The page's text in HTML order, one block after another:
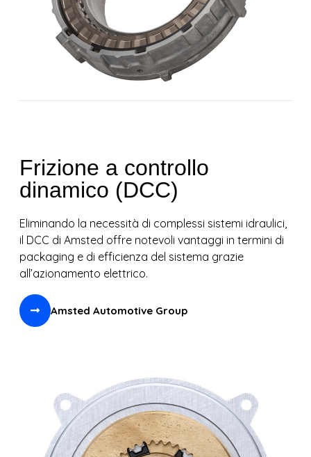
Frizione a controllo
dinamico (DCC)
Eliminando la necessità di complessi sistemi idraulici,
il DCC di Amsted offre notevoli vantaggi in termini di
packaging e di efficienza del sistema grazie
all’azionamento elettrico.
Amsted Automotive Group